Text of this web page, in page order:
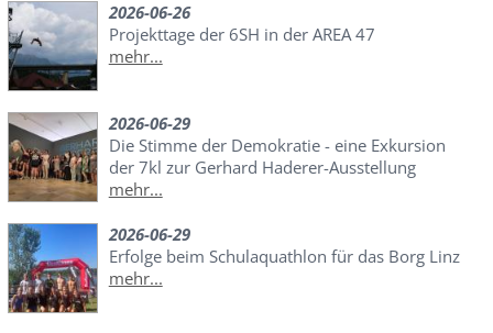
2026-06-26
Projekttage der 6SH in der AREA 47
mehr...
2026-06-29
Die Stimme der Demokratie - eine Exkursion
der 7kl zur Gerhard Haderer-Ausstellung
mehr...
2026-06-29
Erfolge beim Schulaquathlon für das Borg Linz
mehr...